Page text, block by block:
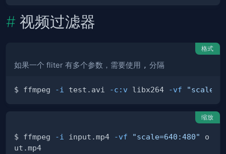
视频过滤器
格式
如果一个 fliter 有多个参数，需要使用 , 分隔
$ ffmpeg -i test.avi -c:v libx264 -vf
缩放
$ ffmpeg -i input.mp4 -vf "scale=640:480"
o